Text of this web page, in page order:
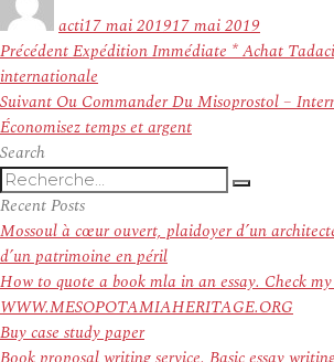
actile
17 mai 201917 mai 2019
Navigation
de
l’article
PrécédentArticle
précédent :
Expédition Immédiate * Achat
internationale
Suivant Article
suivant :
Ou Commander Du Misoprostol –
Économisez temps et argent
Search
Recherche
pour
:
Recherche
Recent Posts
Mossoul à cœur ouvert, plaidoyer d’un
d’un patrimoine en péril
How to quote a book mla in an essay. Check
WWW.MESOPOTAMIAHERITAGE.ORG
Buy case study paper